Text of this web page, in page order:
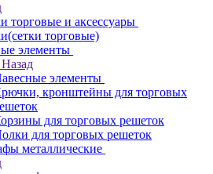
торговые и аксессуары
торговые)
элементы
Назад
элементы
кронштейны для торговых
для торговых решеток
для торговых решеток
металлические